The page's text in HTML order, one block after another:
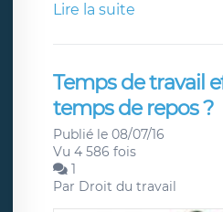
Lire la suite
Temps de travail
temps de repos ?
Publié le 08/07/16
Vu 4 586 fois
1
Par Droit du travail